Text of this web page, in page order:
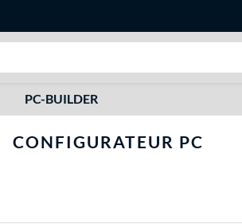
PC-BUILDER
CONFIGURATEUR PC